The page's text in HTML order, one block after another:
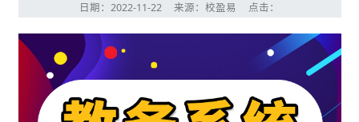
日期：2022-11-22 来源：校盈易 点击：